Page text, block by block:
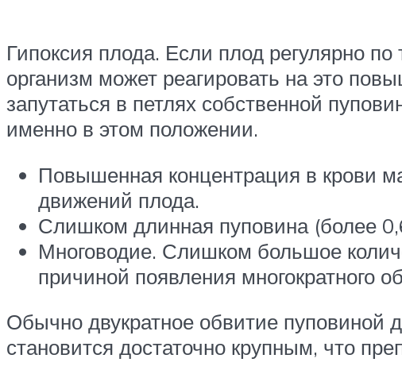
Гипоксия плода. Если плод регулярно
организм может реагировать на это
запутаться в петлях собственной
именно в этом положении.
Повышенная концентрация в крови
движений плода.
Слишком длинная пуповина (более
Многоводие. Слишком большое
причиной появления многократного
Обычно двукратное обвитие пуповиной
становится достаточно крупным, что